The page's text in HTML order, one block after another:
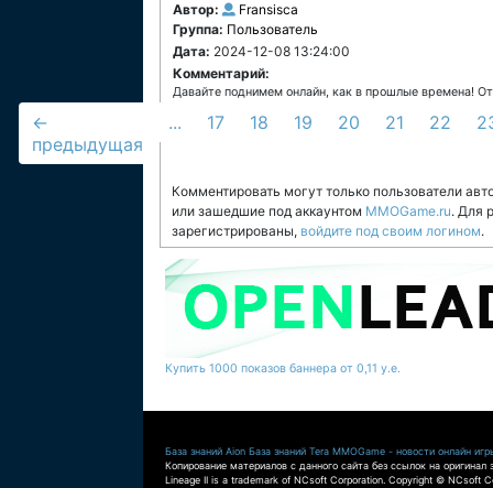
Автор:
Fransisca
Группа: Пользователь
Дата: 2024-12-08 13:24:00
Комментарий:
Давайте поднимем онлайн, как в прошлые времена!
←
предыдущая
... 17 18 19 20 21 22
Комментировать могут только пользователи
или зашедшие под аккаунтом MMOGame.ru. Для
зарегистрированы, войдите под своим логином.
Купить 1000 показов баннера от 0,11 у.е.
База знаний Aion База знаний Tera MMOGame - новости онлайн
Копирование материалов с данного сайта без ссылок на оригинал
Lineage II is a trademark of NCsoft Corporation. Copyright © NCsoft